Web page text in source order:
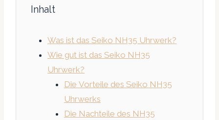
Inhalt
Was ist das Seiko NH35 Uhrwerk?
Wie gut ist das Seiko NH35
Uhrwerk?
Die Vorteile des Seiko NH35
Uhrwerks
Die Nachteile des NH35